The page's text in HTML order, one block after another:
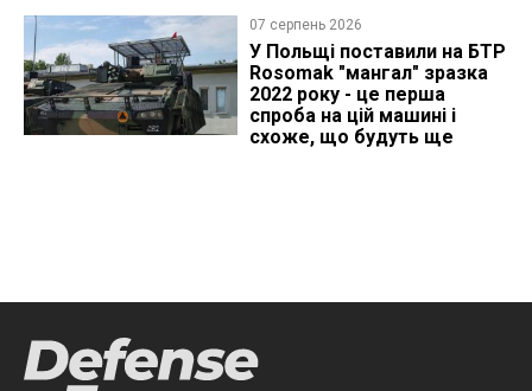
07 серпень 2026
У Польщі поставили на БТР
Rosomak "мангал" зразка
2022 року - це перша
спроба на цій машині і
схоже, що будуть ще